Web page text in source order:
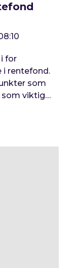
for
i rentefond.
som
viktige,